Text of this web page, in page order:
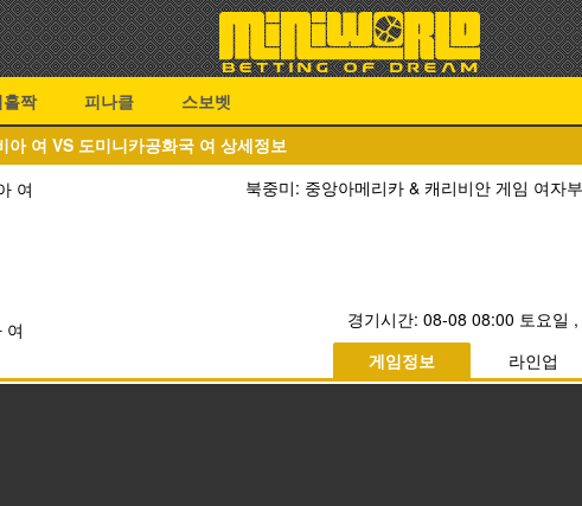
짝 피나클
스보벳
아 여 VS 도미니카공화국 여 상세정보
여
북중미: 중앙아메리카 & 캐리비안 게임 여자
경기시간:08-08 08:00 토요일 ,
게임정보
라인업